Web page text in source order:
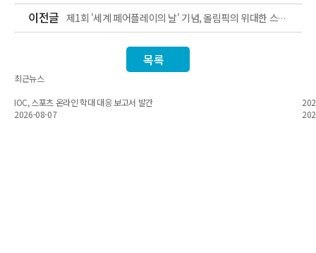
개막
이전글 제1회 '세계 페어플레이의 날' 기념, 올림픽의 위대한 스포
목록
최근뉴스
IOC, 스포츠 온라인 학대 대응 보고서 발간
2026-08-07